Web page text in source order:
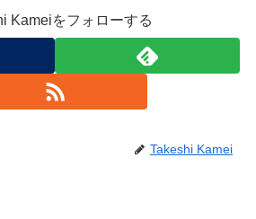
Kameiをフォローする
Takeshi Kamei